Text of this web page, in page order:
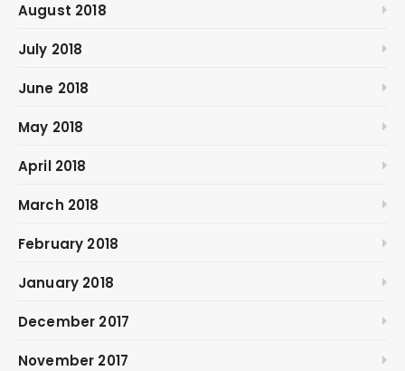
August 2018
July 2018
June 2018
May 2018
April 2018
March 2018
February 2018
January 2018
December 2017
November 2017